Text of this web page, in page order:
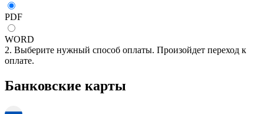
PDF
WORD
2. Выберите нужный способ оплаты. Произойдет переход к
оплате.
Банковские карты